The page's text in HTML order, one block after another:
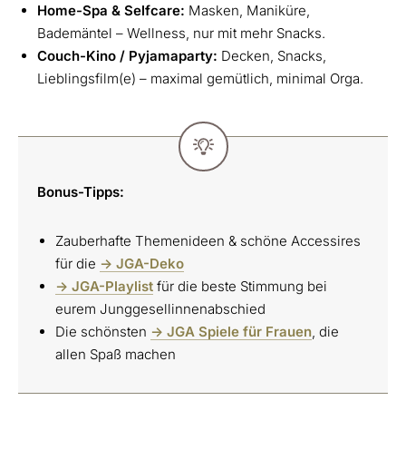
Home-Spa & Selfcare: Masken, Maniküre,
Bademäntel – Wellness, nur mit mehr Snacks.
Couch-Kino / Pyjamaparty: Decken, Snacks,
Lieblingsfilm(e) – maximal gemütlich, minimal Orga.
Bonus-Tipps:
Zauberhafte Themenideen & schöne Accessires
für die -> JGA-Deko
-> JGA-Playlist für die beste Stimmung bei
eurem Junggesellinnenabschied
Die schönsten -> JGA Spiele für Frauen , die
allen Spaß machen